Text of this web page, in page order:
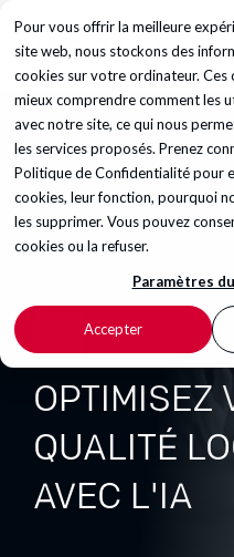
Pour vous offrir la meilleure
site web, nous stockons des
cookies sur votre ordinateur. Ces
mieux comprendre comment les
avec notre site, ce qui nous
les services proposés. Prenez
Politique de Confidentialitépour
cookies, leur fonction, pourquoi
les supprimer. Vous pouvez
cookies ou la refuser.
Paramètres
Accepter
OPTIMISEZ
QUALITÉ
AVEC L'IA